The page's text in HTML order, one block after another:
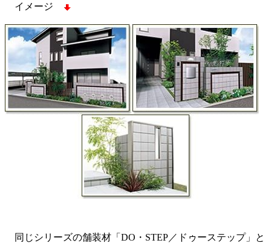
イメージ
同じシリーズの舗装材「DO・STEP／ドゥーステップ」と